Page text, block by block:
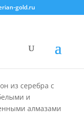
gold.ru
из серебра с
и
алмазами